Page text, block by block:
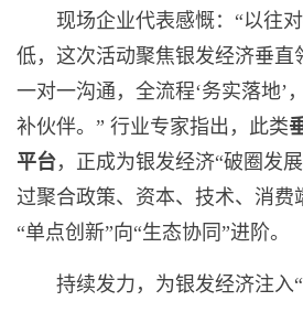
现场企业代表感慨：“以往
低，这次活动聚焦银发经济垂直
一对一沟通，全流程‘务实落地’
补伙伴。” 行业专家指出，此类
平台，正成为银发经济“破圈发
过聚合政策、资本、技术、消费
“单点创新”向“生态协同”进阶。
持续发力，为银发经济注入